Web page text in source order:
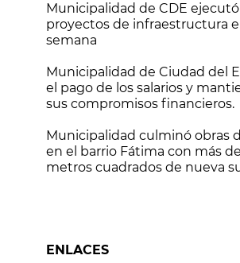
Municipalidad de CDE ejecutó
proyectos de infraestructura
semana
Municipalidad de Ciudad del
el pago de los salarios y
sus compromisos financieros.
Municipalidad culminó obras
en el barrio Fátima con más
metros cuadrados de nueva
ENLACES